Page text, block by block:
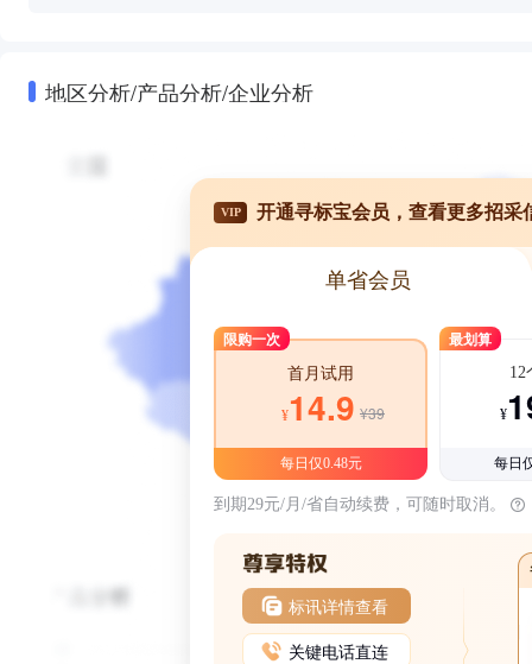
地区分析/产品分析/企业分析
VIP 开通寻标宝会员，查看更多招采
单省会员
限购一次
首月试用
¥14.9 ¥39
每日仅0.48元
最划算
12
¥
每日
到期29元/月/省自动续费，可随时取消。
标讯详情查看
关键电话直连